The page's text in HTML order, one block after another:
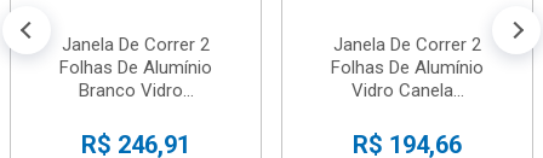
Janela De Correr 2
Folhas De Alumínio
Branco Vidro...
R$ 246,91
Janela De Correr 2
Folhas De Alumínio
Vidro Canela...
R$ 194,66